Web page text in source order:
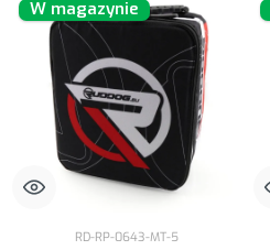
W magazynie
RD-RP-0643-MT-5